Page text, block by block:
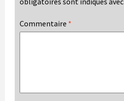
Commentaire *